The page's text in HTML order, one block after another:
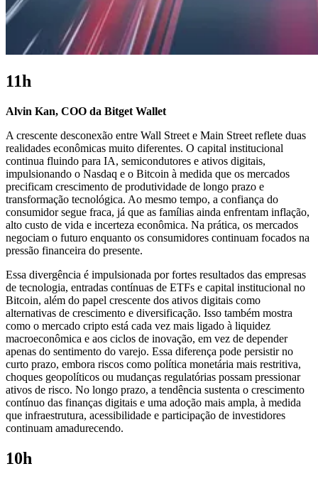
11h
Alvin Kan, COO da Bitget Wallet
A crescente desconexão entre Wall Street e Main Street reflete duas
realidades econômicas muito diferentes. O capital institucional
continua fluindo para IA, semicondutores e ativos digitais,
impulsionando o Nasdaq e o Bitcoin à medida que os mercados
precificam crescimento de produtividade de longo prazo e
transformação tecnológica. Ao mesmo tempo, a confiança do
consumidor segue fraca, já que as famílias ainda enfrentam inflação,
alto custo de vida e incerteza econômica. Na prática, os mercados
negociam o futuro enquanto os consumidores continuam focados na
pressão financeira do presente.
Essa divergência é impulsionada por fortes resultados das empresas
de tecnologia, entradas contínuas de ETFs e capital institucional no
Bitcoin, além do papel crescente dos ativos digitais como
alternativas de crescimento e diversificação. Isso também mostra
como o mercado cripto está cada vez mais ligado à liquidez
macroeconômica e aos ciclos de inovação, em vez de depender
apenas do sentimento do varejo. Essa diferença pode persistir no
curto prazo, embora riscos como política monetária mais restritiva,
choques geopolíticos ou mudanças regulatórias possam pressionar
ativos de risco. No longo prazo, a tendência sustenta o crescimento
contínuo das finanças digitais e uma adoção mais ampla, à medida
que infraestrutura, acessibilidade e participação de investidores
continuam amadurecendo.
10h